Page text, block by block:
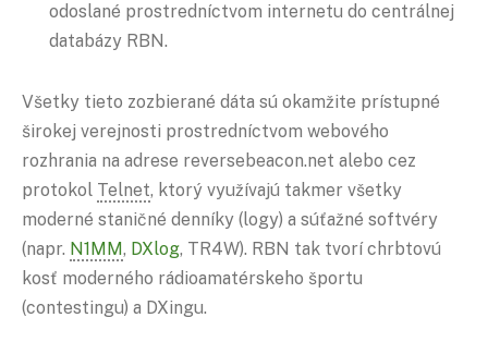
odoslané prostredníctvom internetu do centrálnej
databázy RBN.
Všetky tieto zozbierané dáta sú okamžite prístupné
širokej verejnosti prostredníctvom webového
rozhrania na adrese reversebeacon.net alebo cez
protokol Telnet, ktorý využívajú takmer všetky
moderné staničné denníky (logy) a súťažné softvéry
(napr. N1MM, DXlog, TR4W). RBN tak tvorí chrbtovú
kosť moderného rádioamatérskeho športu
(contestingu) a DXingu.